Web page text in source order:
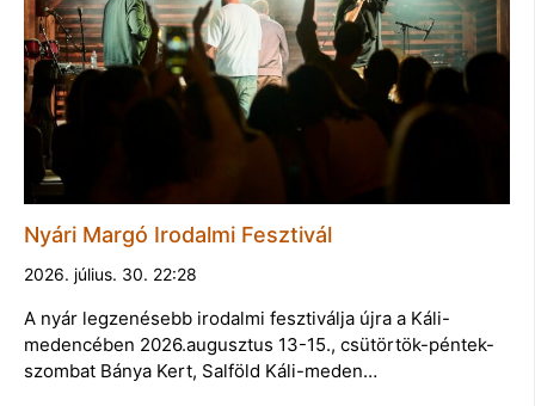
Nyári Margó Irodalmi Fesztivál
2026. július. 30. 22:28
A nyár legzenésebb irodalmi fesztiválja újra a Káli-
medencében 2026.augusztus 13-15., csütörtök-péntek-
szombat Bánya Kert, Salföld Káli-meden…